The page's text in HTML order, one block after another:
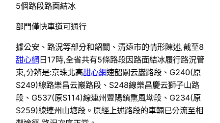
5個路段路面結冰
部門僅快車道可通行
據公安、路況等部分和韶關、清遠市的情形陳述,截至8
甜心網 日17時,全省共有5條路段因路面結冰履行路況管
束,分辨是:京珠北高甜心網速韶關云巖路段、G240(原
S249)線路樂昌云巖路段、S248線樂昌慶云獅子山路
段、G537(原S114)線連州豐陽鎮熏風坳段、G234(原
S259)線連州山塘段。原經上述路段的車輛已分流至相